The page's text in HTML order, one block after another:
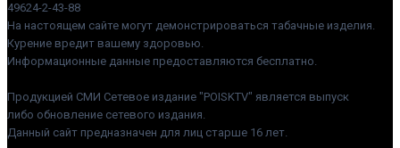
49624-2-43-88
На настоящем сайте могут демонстрироваться табачные изделия.
Курение вредит вашему здоровью.
Информационные данные предоставляются бесплатно.
Продукцией СМИ Сетевое издание "POISKTV" является выпуск
либо обновление сетевого издания.
Данный сайт предназначен для лиц старше 16 лет.